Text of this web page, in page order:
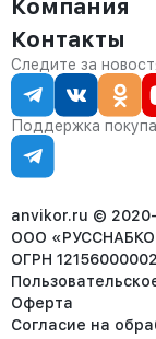
Оплата
Сервис
Статус заказа
Статьи
Компания
О компании
Контакты
Партнёрам
Контакты
Отдел продаж:
8 (800) 234-22-62
corp@anvikor.ru
Ежедневно, с
Отдел рекламации:
8 (953) 455-25-61
Следите за
Поддержка
anvikor.ru ©
ООО
ОГРН
Оферта
Согласие на